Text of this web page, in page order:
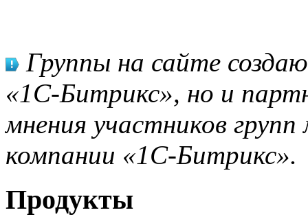
Группы на сайте
«1С-Битрикс», но и
мнения участников
компании «1С-Битрикс».
Продукты